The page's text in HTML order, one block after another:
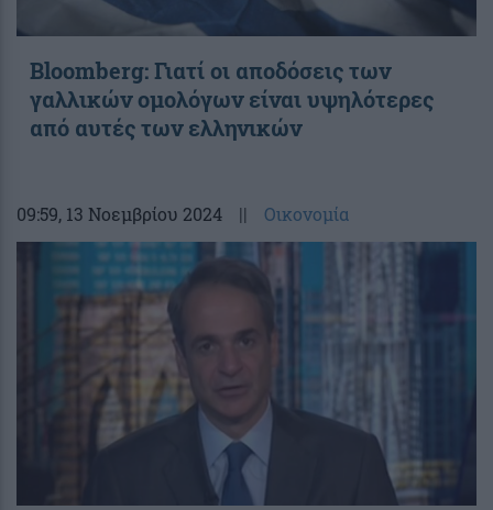
Bloomberg: Γιατί οι αποδόσεις των
γαλλικών ομολόγων είναι υψηλότερες
από αυτές των ελληνικών
09:59, 13 Νοεμβρίου 2024 || Οικονομία